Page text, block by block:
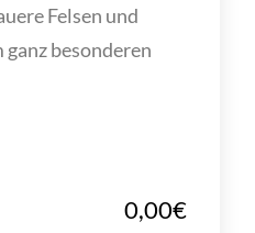
Felsen und
besonderen
0,00€